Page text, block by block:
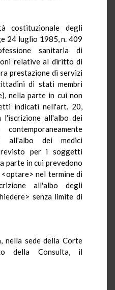
costituzionale degli
24 luglio 1985, n. 409
sanitaria di
relative al diritto di
prestazione di servizi
di stati membri
nella parte in cui non
indicati nell'art. 20,
l'iscrizione all'albo dei
all'albo dei medici
per i soggetti
parte in cui prevedono
<optare> nel termine di
all'albo degli
senza limite di
nella sede della Corte
della Consulta, il